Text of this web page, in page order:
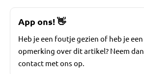
App ons!👋
Heb je een foutje gezien of heb je een
opmerking over dit artikel? Neem dan
contact met ons op.